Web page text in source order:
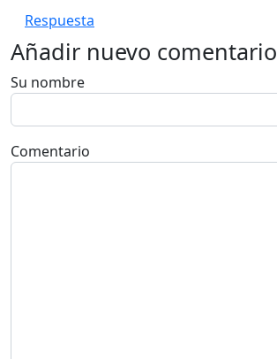
Respuesta
Añadir nuevo comentario
Su nombre
Comentario